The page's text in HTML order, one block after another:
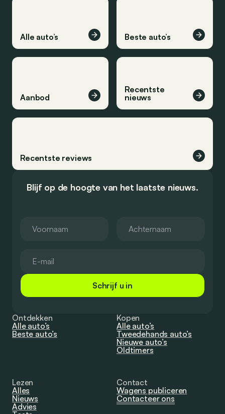
Alle auto’s Beste auto’s
Aanbod
Recentste
nieuws
Recentste reviews
Blijf op de hoogte van het laatste nieuws.
Schrijf u in
Ontdekken
Alle auto’s
Beste auto’s
Kopen
Alle auto’s
Tweedehands auto’s
Nieuwe auto’s
Oldtimers
Lezen
Alles
Nieuws
Advies
Contact
Wagens publiceren
Contacteer ons